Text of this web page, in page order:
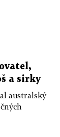
a sirky
australský